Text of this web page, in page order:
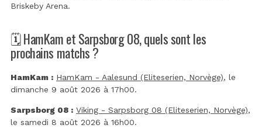
Briskeby Arena.
🗓️ HamKam et Sarpsborg 08, quels sont les
prochains matchs ?
HamKam : HamKam - Aalesund (Eliteserien, Norvège), le
dimanche 9 août 2026 à 17h00.
Sarpsborg 08 : Viking - Sarpsborg 08 (Eliteserien, Norvège),
le samedi 8 août 2026 à 16h00.